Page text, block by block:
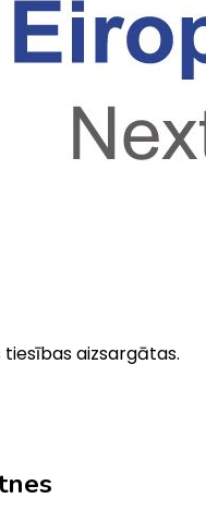
tiesības aizsargātas.